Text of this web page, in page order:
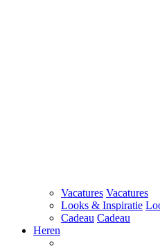
Vacatures Vacatures
Looks & Inspiratie
Cadeau Cadeau
Heren